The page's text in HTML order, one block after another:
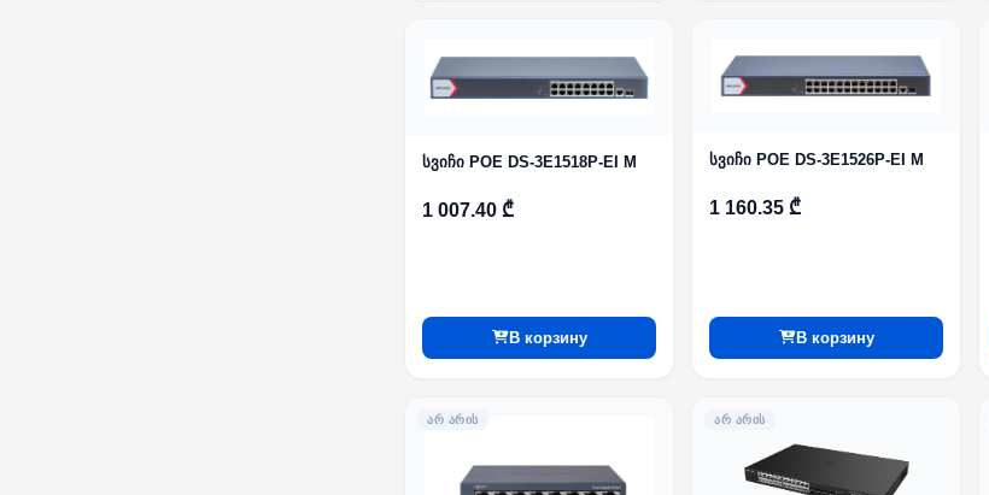
სვიჩი POE DS-3E1518P-EI M
1 007.40 ₾
В корзину
სვიჩი POE DS-3E1526P-EI M
1 160.35 ₾
В корзину
ᲐᲠ ᲐᲠᲘᲡ ᲐᲠ ᲐᲠᲘᲡ